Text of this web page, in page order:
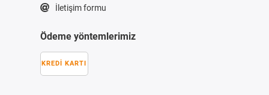
İletişim formu
Ödeme yöntemlerimiz
KREDI KARTI